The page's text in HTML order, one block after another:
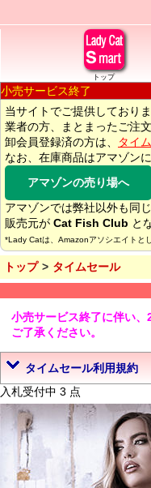
トップ
小売サービス終了
当サイトでご提供しており
業者の方、まとまったご注
卸会員登録済の方は、
タイ
なお、在庫商品はアマゾン
アマゾンの売り場へ
アマゾンでは弊社以外も同
販売元が Cat Fish Club と
*Lady Catは、Amazonアソシエイトと
トップ
タイムセール
小売サービス終了に伴い、
ご了承ください。
タイムセール利用規約
入札受付中 3 点